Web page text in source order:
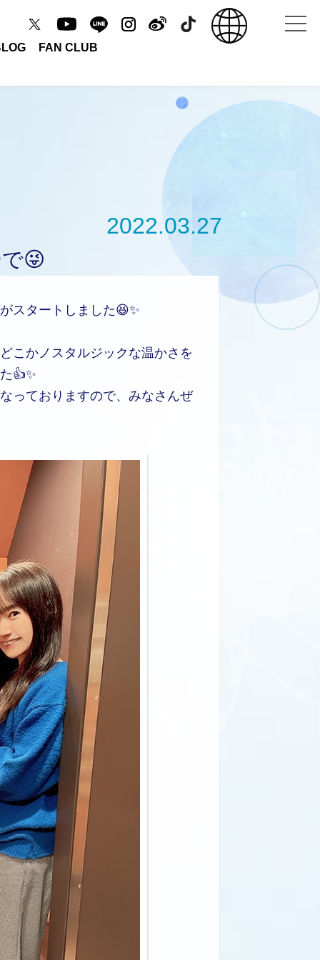
FAN CLUB
😜
2022.03.27
スタートしました😆✨
こかノスタルジックな温かさを
👍✨
っておりますので、みなさんぜ